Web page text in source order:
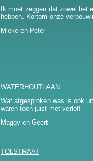
Ik moet zeggen dat zowel het
hebben. Kortom onze
Mieke en Peter
WATERHOUTLAAN
Wat afgesproken was is ook
waren toen juist met verlof!
Maggy en Geert
TOLSTRAAT